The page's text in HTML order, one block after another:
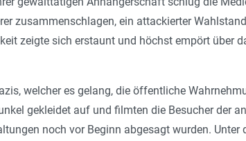
zusammenschlagen, ein attackierter
zeigte sich erstaunt und höchst empört über
welcher es gelang, die öffentliche
gekleidet auf und filmten die Besucher der
noch vor Beginn abgesagt wurden. Unter